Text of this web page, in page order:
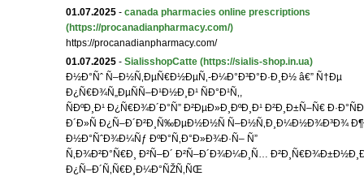
01.07.2025 - canada pharmacies online prescriptions
(https://procanadianpharmacy.com/)
https://procanadianpharmacy.com/
01.07.2025 - SialisshopCatte (https://sialis-shop.in.ua)
Ð½Ð°Ñˆ Ñ–Ð½Ñ‚ÐµÑ€Ð½ÐµÑ‚-Ð¼Ð°Ð³Ð°Ð·Ð¸Ð½ â€” Ñ†Ðµ
Ð¿Ñ€Ð¾Ñ„ÐµÑÑ–Ð¹Ð½Ð¸Ð¹ ÑÐ°Ð¹Ñ‚,
ÑÐºÐ¸Ð¹ Ð¿Ñ€Ð¾Ð´Ð°Ñ” Ð²ÐµÐ»Ð¸ÐºÐ¸Ð¹ Ð²Ð¸Ð±Ñ–Ñ€
Ð´Ð»Ñ Ð¿Ñ–Ð´Ð²Ð¸Ñ‰ÐµÐ½Ð½Ñ Ñ–Ð½Ñ‚Ð¸Ð¼Ð½Ð¾Ð³Ð¾
Ð½Ð°ÑˆÐ¾Ð¼Ñƒ ÐºÐ°Ñ‚Ð°Ð»Ð¾Ð·Ñ– Ñ”
Ñ‚Ð¾Ð²Ð°Ñ€Ð¸ Ð²Ñ–Ð´ Ð²Ñ–Ð´Ð¾Ð¼Ð¸Ñ…
Ð¿Ñ–Ð´Ñ‚Ñ€Ð¸Ð¼Ð°ÑŽÑ‚ÑŒ